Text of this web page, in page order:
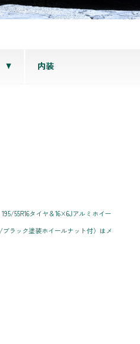
内装
55R16タイヤ＆16×6Jアルミホイー
ラック塗装ホイールナット付）はメ